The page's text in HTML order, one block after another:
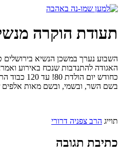
דלג
תעודת הוקרה
השבוע נערך במשכן הנשיא בירושלים
כחודש יום הולדת 80! עד 120 כבוד הרב.
בשם השר, ובשמי, ובשם מאות אלפים
תוייג הרב צפניה דרורי
כתיבת תגובה